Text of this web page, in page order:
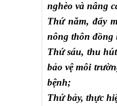
nghèo và nâng
Thứ năm, đẩy
nông thôn đồng
Thứ sáu, thu
bảo vệ môi
bệnh;
Thứ bảy, thực